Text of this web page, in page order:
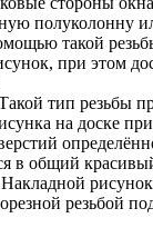
полуколонну
такой
при этом
тип резьбы
на доске
в общий
резьбой